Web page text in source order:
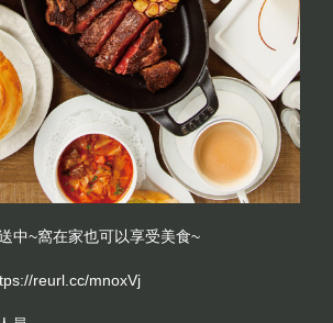
中~窩在家也可以享受美食~
reurl.cc/mnoxVj